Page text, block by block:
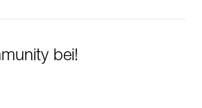
bei!